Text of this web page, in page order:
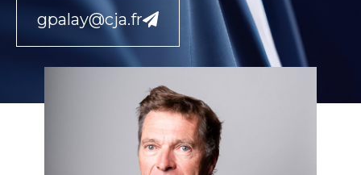
gpalay@cja.fr